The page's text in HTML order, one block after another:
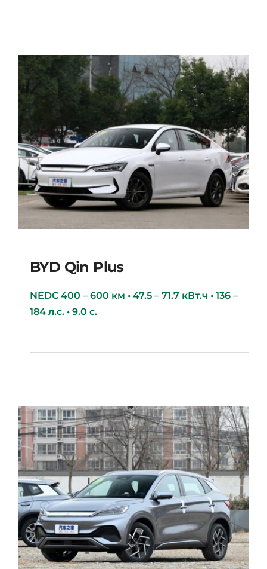
BYD Qin Plus
BYD Qin Plus
NEDC 400 – 600 км • 47.5 – 71.7 кВт.ч • 136 –
184 л.с. • 9.0 с.